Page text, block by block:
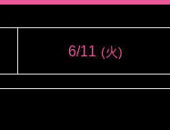
6/11 (火)